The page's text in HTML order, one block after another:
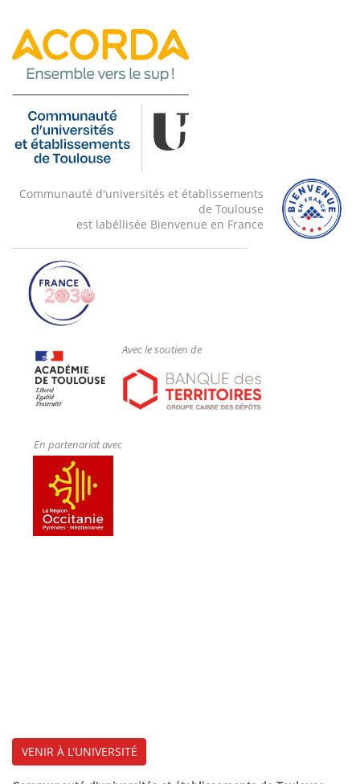
Communauté d'universités et établissements
de Toulouse
est labéllisée Bienvenue en France
Avec le soutien de
En partenariat avec
VENIR À L'UNIVERSITÉ